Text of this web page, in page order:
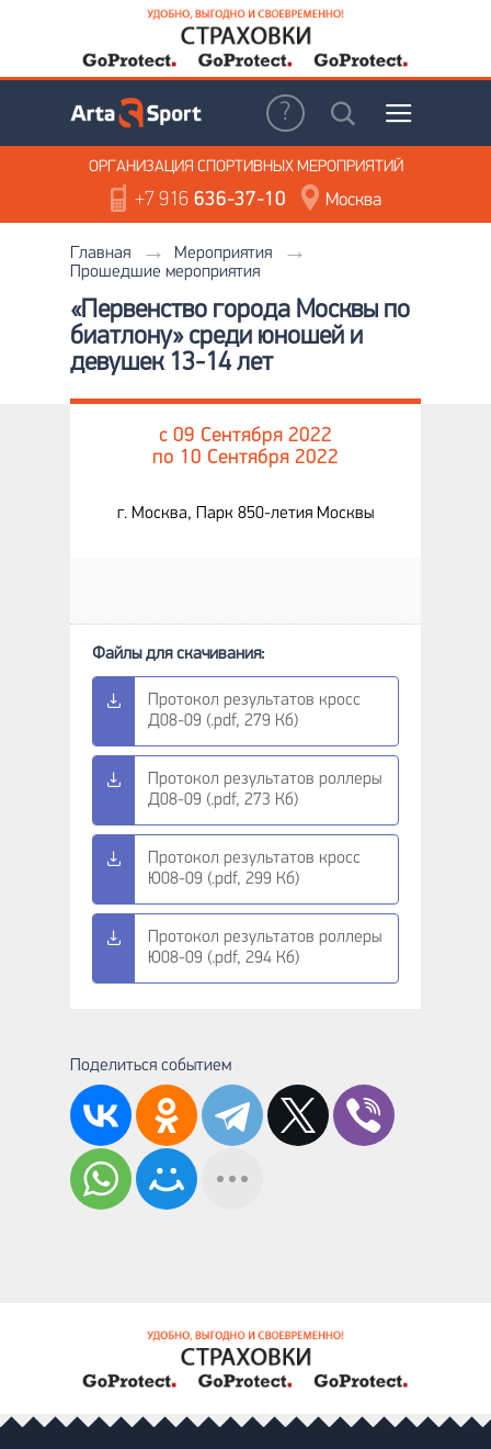
ОРГАНИЗАЦИЯ СПОРТИВНЫХ МЕРОПРИЯТИЙ
+7 916636-37-10 Москва
Главная
Мероприятия
Прошедшие мероприятия
«Первенство города Москвы по
биатлону» среди юношей и
девушек 13-14 лет
c 09 Сентября 2022
по 10 Сентября 2022
г. Москва, Парк 850-летия Москвы
Протокол результатов кросс
Д08-09 (.pdf, 279 Кб)
Протокол результатов роллеры
Д08-09 (.pdf, 273 Кб)
Протокол результатов кросс
Ю08-09 (.pdf, 299 Кб)
Протокол результатов роллеры
Ю08-09 (.pdf, 294 Кб)
Поделиться событием